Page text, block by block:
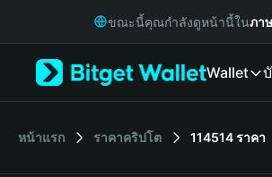
Русский
Italiano
ขณะนี้คุณกำลังดูหน้านี้ในภา
Wallet
หน้าแรก ราคาคริปโต 114514ราคา